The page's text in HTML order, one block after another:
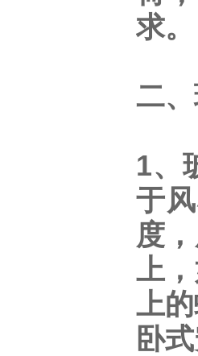
求。
二
1、
于
度
上
上
卧